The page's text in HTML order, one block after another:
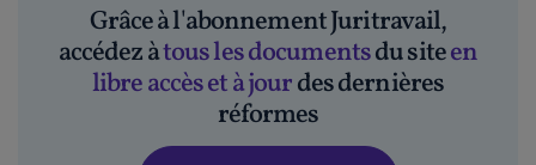
sur nos forums juridiques//https://for...
Lire plus
Grâce à l'abonnement Juritravail,
accédez àtous les documentsdu siteen
libre accès et à jourdes dernières
réformes